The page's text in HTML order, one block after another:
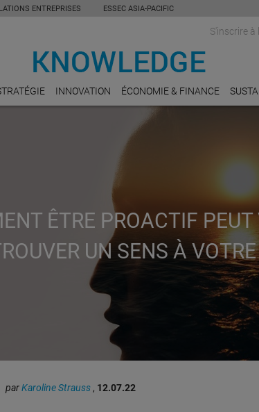
ENTREPRISES ESSEC ASIA-PACIFIC
S'inscrire
INNOVATION ÉCONOMIE & FINANCE
ÊTRE PROACTIF
UN SENS À
parKaroline Strauss , 12.07.22